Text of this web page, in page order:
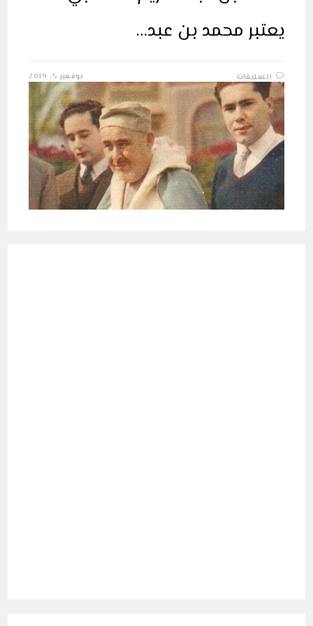
يعتبر محمد بن عبد…
التعليقاتأسد
الريف:
عبد
الكريم
الخطابي
مغلقة
نوفمبر 5, 2019